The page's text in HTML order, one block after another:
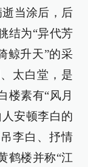
当涂后，后
结为“异代芳
鲸升天”的采
太白堂，是
楼素有“风月
安顿李白的
李白、抒情
鹤楼并称“江